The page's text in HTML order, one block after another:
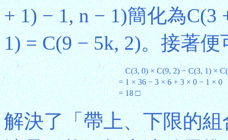
+ 1) − 1, n − 1)簡化為C(3
1) = C(9 − 5k, 2)。接著
C(3, 0) × C(9, 2) − C(3, 1) ×
= 1 × 36 − 3 × 6 + 3 × 0 − 1 × 0
= 18 □
解決了「帶上、下限的